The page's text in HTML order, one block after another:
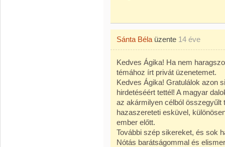
Sánta Béla üzente 14 éve
Kedves Ágika! Ha nem
témához írt privát üzenetemet.
Kedves Ágika! Gratulálok azon
hirdetéséért tettél! A magyar
az akármilyen célból
hazaszereteti esküvel,
ember előtt.
További szép sikereket, és sok
Nótás barátságommal és